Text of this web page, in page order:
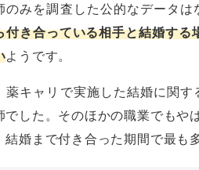
のみを調査した公的なデータ
付き合っている相手と結婚す
ようです。
薬キャリで実施した結婚に関
でした。そのほかの職業でもや
結婚まで付き合った期間で最も